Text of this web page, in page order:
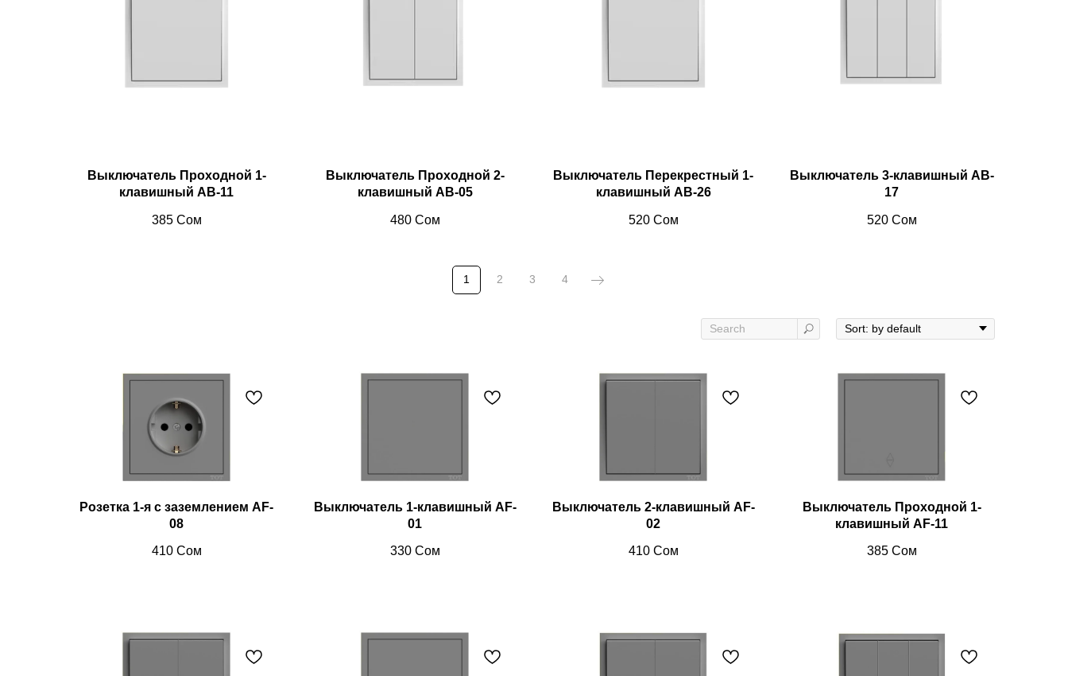
Выключатель Проходной 1-
клавишный AB-11
385 Сом
Выключатель Проходной 2-
клавишный AB-05
480 Сом
Выключатель Перекрестный 1-
клавишный AB-26
520 Сом
Выключатель 3-клавишный AB-
17
520 Сом
1 2 3 4
Розетка 1-я с заземлением AF-
08
410 Сом
Выключатель 1-клавишный AF-
01
330 Сом
Выключатель 2-клавишный AF-
02
410 Сом
Выключатель Проходной 1-
клавишный AF-11
385 Сом